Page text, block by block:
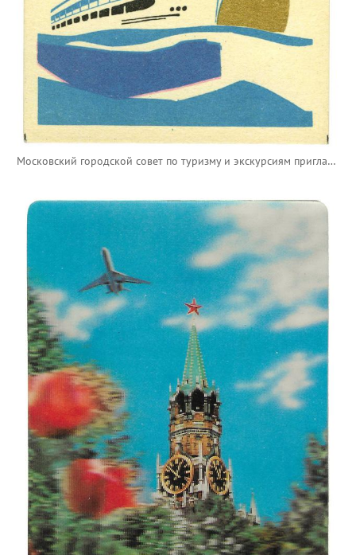
Московский городской совет по туризму и экскурсиям приглашает в путешествия на теплоходах